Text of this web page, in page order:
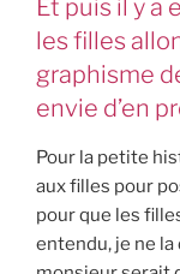
Et puis il y a
les filles
graphisme
envie d’en
Pour la petite
aux filles pour
pour que les
entendu, je ne la